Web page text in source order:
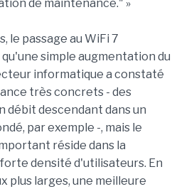
de maintenance." »
le passage au WiFi 7
simple augmentation du
informatique a constaté
très concrets - des
débit descendant dans un
par exemple -, mais le
réside dans la
densité d'utilisateurs. En
plus larges, une meilleure